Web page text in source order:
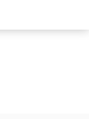
מגרשים